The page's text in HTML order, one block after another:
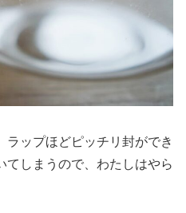
ラップほどピッチリ封ができ
てしまうので、わたしはやら